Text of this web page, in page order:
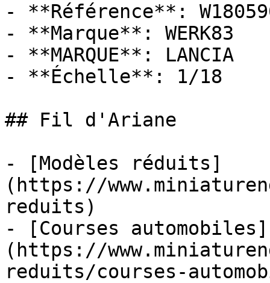
- **Référence**:
- **Marque**: WERK83
- **MARQUE**: LANCIA
- **Échelle**: 1/18
## Fil d'Ariane
- [Modèles réduits]
(https://
reduits)
- [Courses automobiles]
(https://
reduits/courses-